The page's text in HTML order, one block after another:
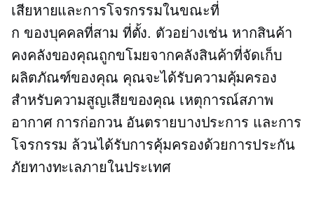
เสียหายและการโจรกรรมในขณะที่
ก ของบุคคลที่สาม ที่ตั้ง. ตัวอย่างเช่น หากสินค้า
คงคลังของคุณถูกขโมยจากคลังสินค้าที่จัดเก็บ
ผลิตภัณฑ์ของคุณ คุณจะได้รับความคุ้มครอง
สำหรับความสูญเสียของคุณ เหตุการณ์สภาพ
อากาศ การก่อกวน อันตรายบางประการ และการ
โจรกรรม ล้วนได้รับการคุ้มครองด้วยการประกัน
ภัยทางทะเลภายในประเทศ